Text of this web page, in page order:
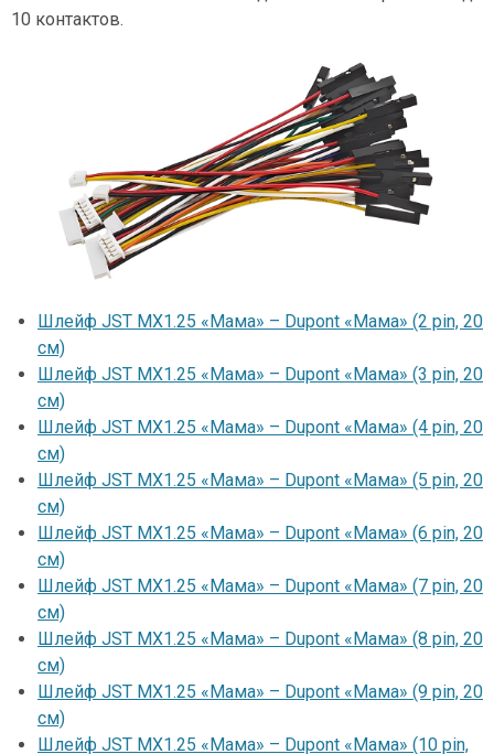
10 контактов.
Шлейф JST MX1.25 «Мама» – Dupont «Мама» (2 pin, 20
см)
Шлейф JST MX1.25 «Мама» – Dupont «Мама» (3 pin, 20
см)
Шлейф JST MX1.25 «Мама» – Dupont «Мама» (4 pin, 20
см)
Шлейф JST MX1.25 «Мама» – Dupont «Мама» (5 pin, 20
см)
Шлейф JST MX1.25 «Мама» – Dupont «Мама» (6 pin, 20
см)
Шлейф JST MX1.25 «Мама» – Dupont «Мама» (7 pin, 20
см)
Шлейф JST MX1.25 «Мама» – Dupont «Мама» (8 pin, 20
см)
Шлейф JST MX1.25 «Мама» – Dupont «Мама» (9 pin, 20
см)
Шлейф JST MX1.25 «Мама» – Dupont «Мама» (10 pin,